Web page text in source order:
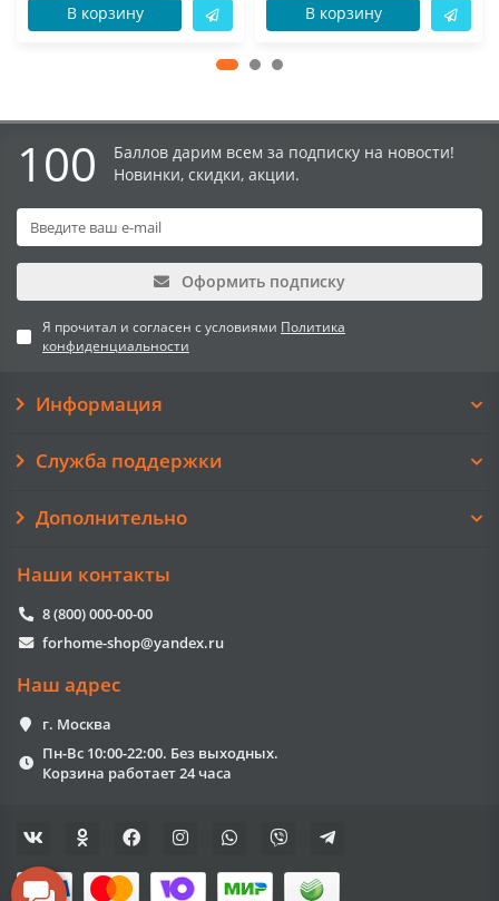
В корзину В корзину
100
Баллов дарим всем за подписку на новости!
Новинки, скидки, акции.
Оформить подписку
Я прочитал и согласен с условиями Политика
конфиденциальности
Информация
Служба поддержки
Дополнительно
Наши контакты
8 (800) 000-00-00
forhome-shop@yandex.ru
Наш адрес
г. Москва
Пн-Вс 10:00-22:00. Без выходных.
Корзина работает 24 часа